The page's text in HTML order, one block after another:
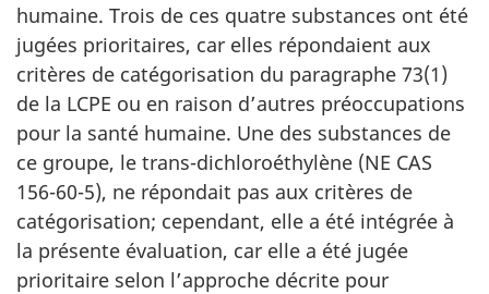
humaine. Trois de ces quatre substances ont été
jugées prioritaires, car elles répondaient aux
critères de catégorisation du paragraphe 73(1)
de la LCPE ou en raison d’autres préoccupations
pour la santé humaine. Une des substances de
ce groupe, le trans-dichloroéthylène (NE CAS
156-60-5), ne répondait pas aux critères de
catégorisation; cependant, elle a été intégrée à
la présente évaluation, car elle a été jugée
prioritaire selon l’approche décrite pour